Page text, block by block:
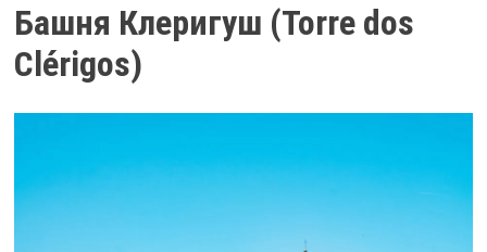
Башня Клеригуш (Torre dos
Clérigos)